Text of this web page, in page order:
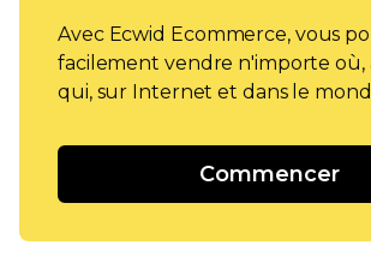
Avec Ecwid Ecommerce, vous
facilement vendre n'importe où,
qui, sur Internet et dans le
Commencer